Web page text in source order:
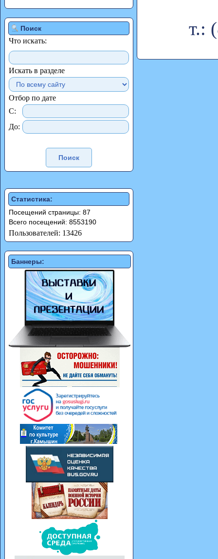
Поиск
Что искать:
Искать в разделе
Отбор по дате
С:
До:
Статистика:
Посещений страницы: 87
Всего посещений: 8553190
Пользователей: 13426
Баннеры:
т.: